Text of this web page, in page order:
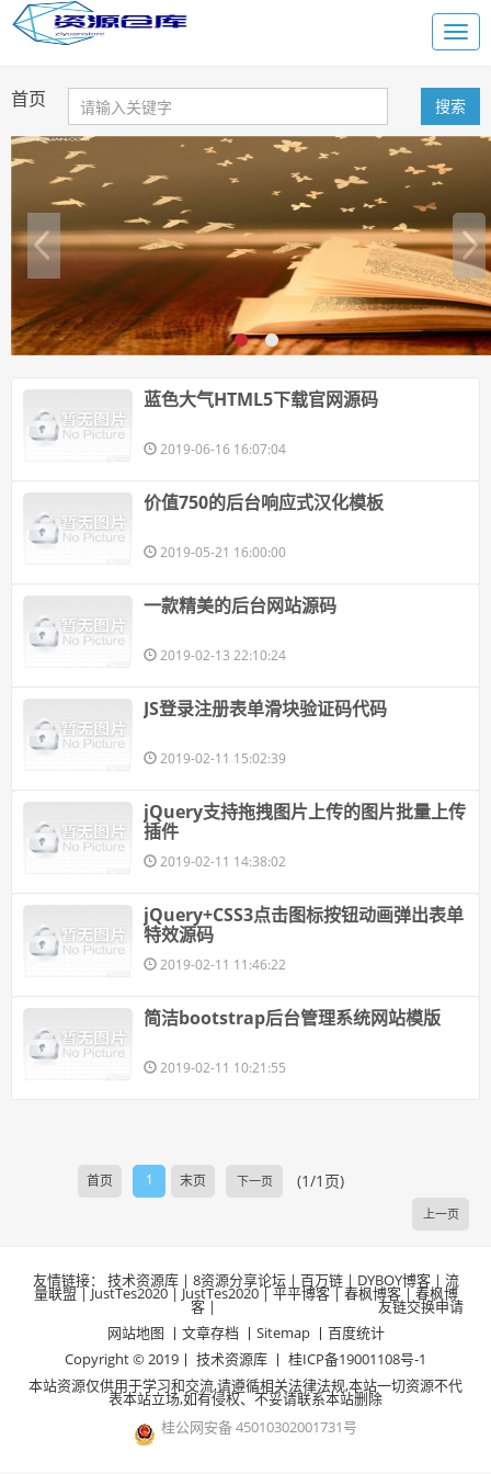
首页 搜索
蓝色大气HTML5下载官网源码
2019-06-16 16:07:04
价值750的后台响应式汉化模板
2019-05-21 16:00:00
一款精美的后台网站源码
2019-02-13 22:10:24
JS登录注册表单滑块验证码代码
2019-02-11 15:02:39
jQuery支持拖拽图片上传的图片批量上传
插件
2019-02-11 14:38:02
jQuery+CSS3点击图标按钮动画弹出表单
特效源码
2019-02-11 11:46:22
简洁bootstrap后台管理系统网站模版
2019-02-11 10:21:55
(1/1页)
下一页
末页
1
首页
上一页
友情链接： 技术资源库| 8资源分享论坛| 百万链| DYBOY博客| 流
量联盟|JustTes2020| JustTes2020|平平博客|春枫博客|春枫博
客|
友链交换申请
网站地图 丨文章存档 丨 Sitemap丨 百度统计
Copyright © 2019丨 技术资源库 丨 桂ICP备19001108号-1
本站资源仅供用于学习和交流,请遵循相关法律法规,本站一切资源不代
表本站立场,如有侵权、不妥请联系本站删除
桂公网安备 45010302001731号